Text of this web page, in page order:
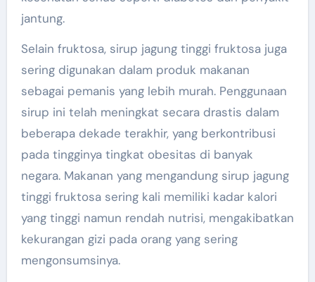
jantung.
Selain fruktosa, sirup jagung tinggi fruktosa juga
sering digunakan dalam produk makanan
sebagai pemanis yang lebih murah. Penggunaan
sirup ini telah meningkat secara drastis dalam
beberapa dekade terakhir, yang berkontribusi
pada tingginya tingkat obesitas di banyak
negara. Makanan yang mengandung sirup jagung
tinggi fruktosa sering kali memiliki kadar kalori
yang tinggi namun rendah nutrisi, mengakibatkan
kekurangan gizi pada orang yang sering
mengonsumsinya.